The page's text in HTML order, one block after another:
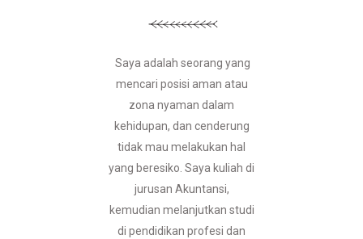
Saya adalah seorang yang
mencari posisi aman atau
zona nyaman dalam
kehidupan, dan cenderung
tidak mau melakukan hal
yang beresiko. Saya kuliah di
jurusan Akuntansi,
kemudian melanjutkan studi
di pendidikan profesi dan